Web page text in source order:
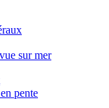
sur mer
pente